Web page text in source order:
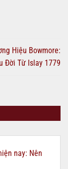
Hiệu Bowmore:
Đời Từ Islay 1779
nay: Nên